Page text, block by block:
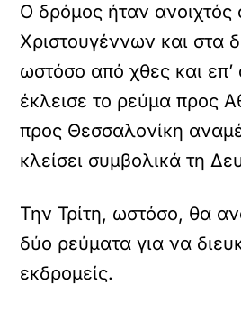
Ο δρόμος ήταν ανοιχτός
Χριστουγέννων και στα
ωστόσο από χθες και επ’
έκλεισε το ρεύμα προς
προς Θεσσαλονίκη
κλείσει συμβολικά τη
Την Τρίτη, ωστόσο, θα
δύο ρεύματα για να
εκδρομείς.